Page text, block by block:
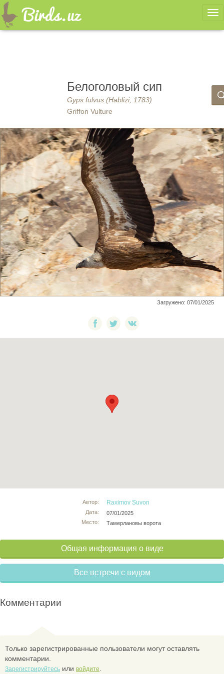
Белоголовый сип
Gyps fulvus (Hablizi, 1783)
Griffon Vulture
Загружено: 07/01/2025
Автор:
Дата:
Место:
Raximov Suvon
07/01/2025
Тамерлановы ворота
Общая информация о виде
Все встречи с видом
Комментарии
Только зарегистрированные пользователи могут оставлять
комментарии.
Зарегистрируйтесь или войдите